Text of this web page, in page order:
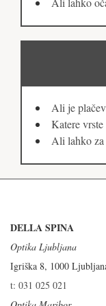
Ali je
Katere
Ali lahko za
DELLA SPINA
Optika Ljubljana
Igriška 8, 1000
t: 031 025 021